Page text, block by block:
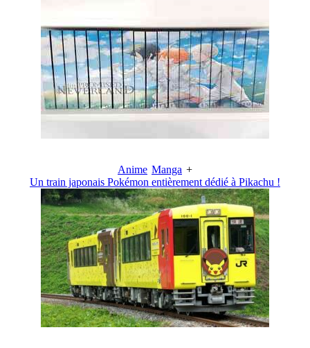
Anime Manga +
Un train japonais Pokémon entièrement dédié à Pikachu !